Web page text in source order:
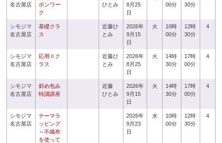
名古屋店
ボンワー
ク
ひとみ
8月25
日
00分
30分
シモジマ
名古屋店
基礎クラ
ス
近藤ひ
とみ
2026年
9月15
日
火
10時
00分
12時
30分
4
シモジマ
名古屋店
応用Ⅱク
ラス
近藤ひ
とみ
2026年
8月25
日
火
14時
30分
17時
00分
4
シモジマ
名古屋店
斜め包み
特訓講座
近藤
ひとみ
2026年
9月15
日
火
14時
30分
17時
00分
4
シモジマ
名古屋店
テーマラ
ッピング
～不織布
を使って
2026年
9月23
日
水
10時
00分
12時
30分
4